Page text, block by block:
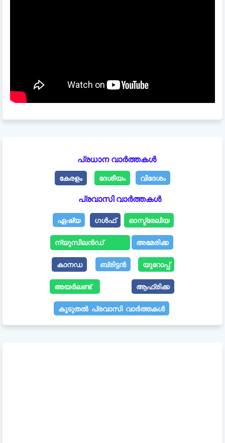
പ്രധാന വാർത്തകൾ
കേരളം ദേശീയം വിദേശം
പ്രവാസി വാർത്തകൾ
ഏഷ്യ ഗൾഫ് ഓസ്ട്രേലിയ
ന്യൂസീലൻഡ് അമേരിക്ക
കാനഡ ബ്രിട്ടൻ യൂറോപ്പ്
അയർലണ്ട് ആഫ്രിക്ക
കൂടുതൽ പ്രവാസി വാർത്തകൾ